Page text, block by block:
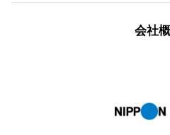
会社